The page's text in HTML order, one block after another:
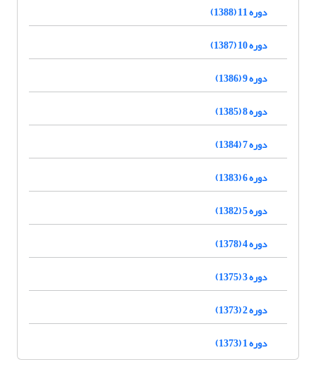
دوره 11 (1388)
دوره 10 (1387)
دوره 9 (1386)
دوره 8 (1385)
دوره 7 (1384)
دوره 6 (1383)
دوره 5 (1382)
دوره 4 (1378)
دوره 3 (1375)
دوره 2 (1373)
دوره 1 (1373)